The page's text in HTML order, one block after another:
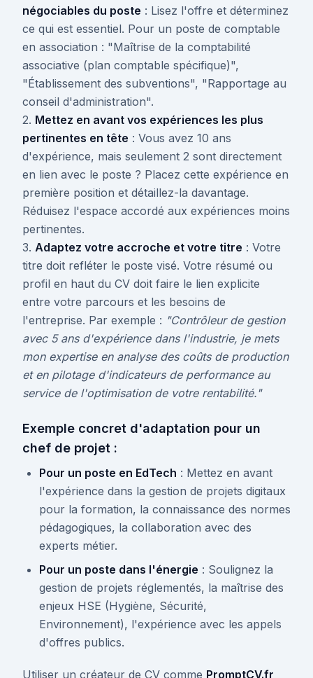
négociables du poste : Lisez l'offre et déterminez
ce qui est essentiel. Pour un poste de comptable
en association : "Maîtrise de la comptabilité
associative (plan comptable spécifique)",
"Établissement des subventions", "Rapportage au
conseil d'administration".
2. Mettez en avant vos expériences les plus
pertinentes en tête : Vous avez 10 ans
d'expérience, mais seulement 2 sont directement
en lien avec le poste ? Placez cette expérience en
première position et détaillez-la davantage.
Réduisez l'espace accordé aux expériences moins
pertinentes.
3. Adaptez votre accroche et votre titre : Votre
titre doit refléter le poste visé. Votre résumé ou
profil en haut du CV doit faire le lien explicite
entre votre parcours et les besoins de
l'entreprise. Par exemple : "Contrôleur de gestion
avec 5 ans d'expérience dans l'industrie, je mets
mon expertise en analyse des coûts de production
et en pilotage d'indicateurs de performance au
service de l'optimisation de votre rentabilité."
Exemple concret d'adaptation pour un
chef de projet :
Pour un poste en EdTech : Mettez en avant
l'expérience dans la gestion de projets digitaux
pour la formation, la connaissance des normes
pédagogiques, la collaboration avec des
experts métier.
Pour un poste dans l'énergie : Soulignez la
gestion de projets réglementés, la maîtrise des
enjeux HSE (Hygiène, Sécurité,
Environnement), l'expérience avec les appels
d'offres publics.
Utiliser un créateur de CV comme PromptCV.fr